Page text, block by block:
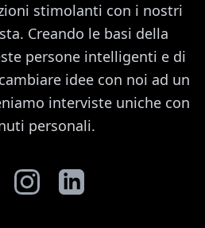
stimolanti con i nostri
Creando le basi della
persone intelligenti e di
idee con noi ad un
interviste uniche con
personali.